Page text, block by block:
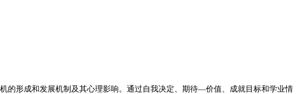
的形成和发展机制及其心理影响。通过自我决定、期待—价值、成就目标和学业情